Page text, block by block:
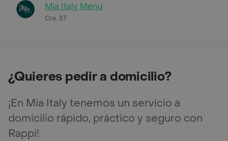
Mia Italy Menú
Cra. 57
¿Quieres pedir a domicilio?
¡En Mia Italy tenemos un servicio a
domicilio rápido, práctico y seguro con
Rappi!